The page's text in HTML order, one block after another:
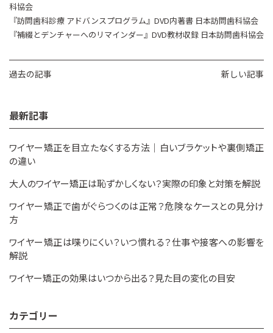
科協会
『訪問歯科診療 アドバンスプログラム』DVD内著書 日本訪問歯科協会
『補綴とデンチャーへのリマインダー』DVD教材収録 日本訪問歯科協会
新しい記事
過去の記事
最新記事
ワイヤー矯正を目立たなくする方法｜白いブラケットや裏側矯正
の違い
大人のワイヤー矯正は恥ずかしくない？実際の印象と対策を解説
ワイヤー矯正で歯がぐらつくのは正常？危険なケースとの見分け
方
ワイヤー矯正は喋りにくい？いつ慣れる？仕事や接客への影響を
解説
ワイヤー矯正の効果はいつから出る？見た目の変化の目安
カテゴリー